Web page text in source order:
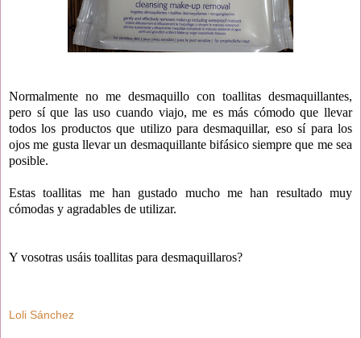
Normalmente no me desmaquillo con toallitas desmaquillantes,
pero sí que las uso cuando viajo, me es más cómodo que llevar
todos los productos que utilizo para desmaquillar, eso sí para los
ojos me gusta llevar un desmaquillante bifásico siempre que me sea
posible.
Estas toallitas me han gustado mucho me han resultado muy
cómodas y agradables de utilizar.
Y vosotras usáis toallitas para desmaquillaros?
Loli Sánchez